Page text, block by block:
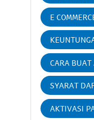
E
CARA BUAT
SYARAT
AKTIVASI